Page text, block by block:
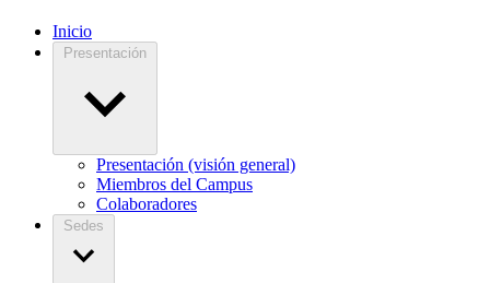
Inicio
Presentación
Presentación (visión general)
Miembros del Campus
Colaboradores
Sedes